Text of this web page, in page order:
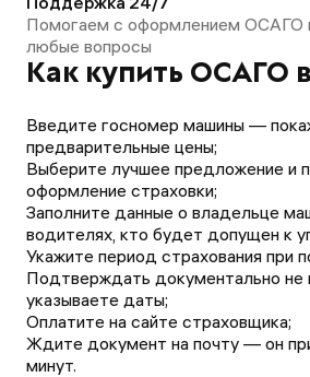
Помогаем с оформлением ОСАГО
любые вопросы
Как купить ОСАГО
Введите госномер машины —
предварительные цены;
Выберите лучшее предложение и
оформление страховки;
Заполните данные о владельце
водителях, кто будет допущен к
Укажите период страхования при
Подтверждать документально не
указываете даты;
Оплатите на сайте страховщика;
Ждите документ на почту — он
минут.